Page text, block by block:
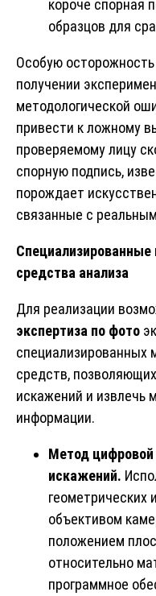
короче спорная
образцов для
Особую
получении
методологической
привести к ложному
проверяемому лицу
спорную подпись,
порождает
связанные с
средства анализа
Для реализации
экспертиза по фото
специализированных
средств,
искажений и извлечь
информации.
Метод цифровой
искажений.
геометрических
объективом
положением
относительно
программное